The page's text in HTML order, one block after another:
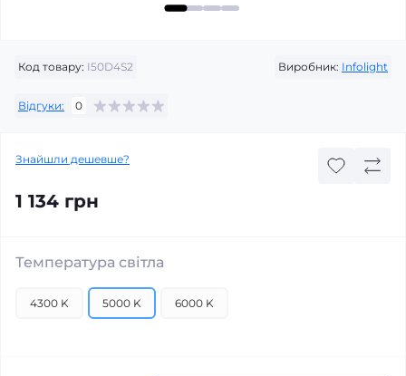
Код товару: I50D4S2 Виробник: Infolight
Відгуки: 0
Знайшли дешевше?
1 134 грн
Температура світла
4300 K 5000 K 6000 K